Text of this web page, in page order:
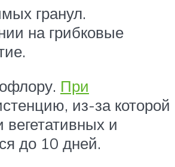
гранул.
на грибковые
При
из-за которой
и
до 10 дней.